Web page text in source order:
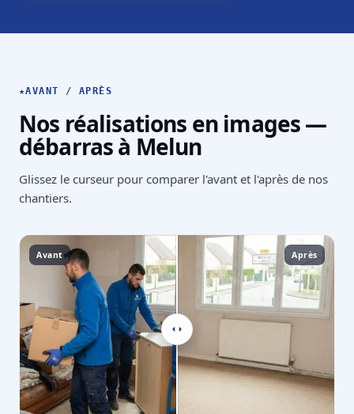
★AVANT / APRÈS
Nos réalisations en images —
débarras à Melun
Glissez le curseur pour comparer l'avant et l'après de nos
chantiers.
Avant Après